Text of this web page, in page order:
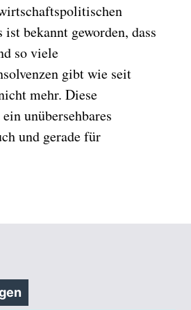
bekannt geworden, dass
so viele
gibt wie seit
mehr. Diese
unübersehbares
und gerade für